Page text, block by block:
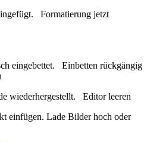
Formatierung jetzt
eingebettet. Einbetten rückgängig
wiederhergestellt. Editor leeren
einfügen. Lade Bilder hoch oder